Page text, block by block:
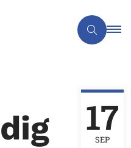
17
SEP